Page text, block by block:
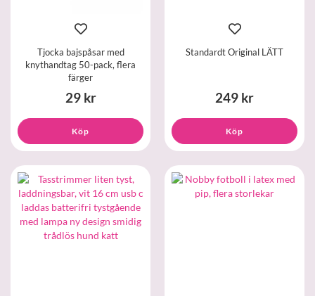
Tjocka bajspåsar med
knythandtag 50-pack, flera
färger
29 kr
Köp
Standardt Original LÄTT
249 kr
Köp